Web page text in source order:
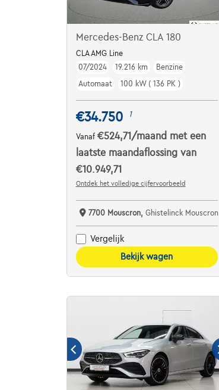
Mercedes-Benz CLA 180
CLA AMG Line
07/2024
19.216 km
Benzine
Automaat
100 kW ( 136 PK )
€34.750 1
Vanaf €524,71 /maand met een
laatste maandaflossing van
€10.949,71
Ontdek het volledige cijfervoorbeeld
7700 Mouscron, Ghistelinck Mouscron
Vergelijk
Bekijk wagen